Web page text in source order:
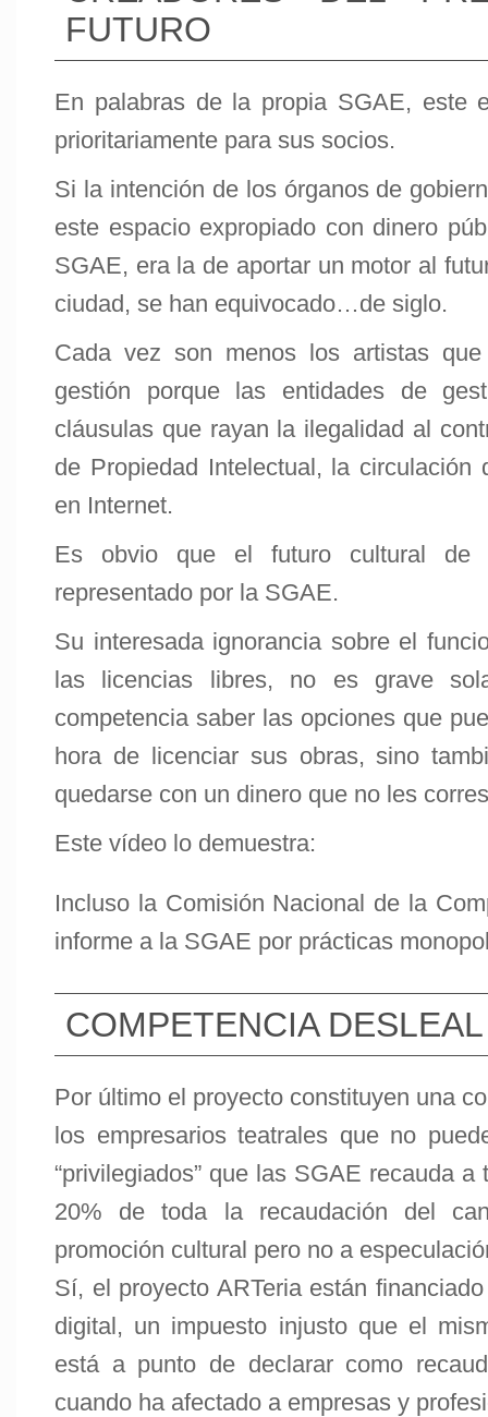
FUTURO
En palabras de la propia SGAE, este
prioritariamente para sus socios.
Si la intención de los órganos de
este espacio expropiado con dinero
SGAE, era la de aportar un motor al
ciudad, se han equivocado…de siglo.
Cada vez son menos los artistas
gestión porque las entidades de
cláusulas que rayan la ilegalidad al
de Propiedad Intelectual, la
en Internet.
Es obvio que el futuro cultural de
representado por la SGAE.
Su interesada ignorancia sobre el
las licencias libres, no es grave
competencia saber las opciones que
hora de licenciar sus obras, sino
quedarse con un dinero que no les
Este vídeo lo demuestra:
Incluso la Comisión Nacional de la
informe a la SGAE por prácticas
COMPETENCIA DESLEAL
Por último el proyecto constituyen una
los empresarios teatrales que no
“privilegiados” que las SGAE recauda
20% de toda la recaudación del
promoción cultural pero no a
Sí, el proyecto ARTeria están
digital, un impuesto injusto que el
está a punto de declarar como
cuando ha afectado a empresas y